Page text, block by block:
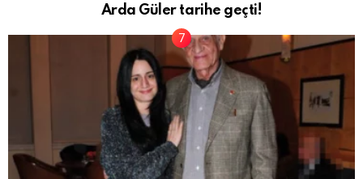
Arda Güler tarihe geçti!